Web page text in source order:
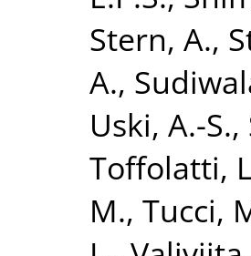
Stern, A.,
A.,
Uski, A.-S.,
Toffolatti,
M., Tucci,